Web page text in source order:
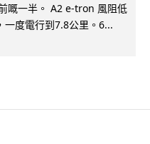
嘅一半。 A2 e-tron 風阻低
度電行到7.8公里。6...